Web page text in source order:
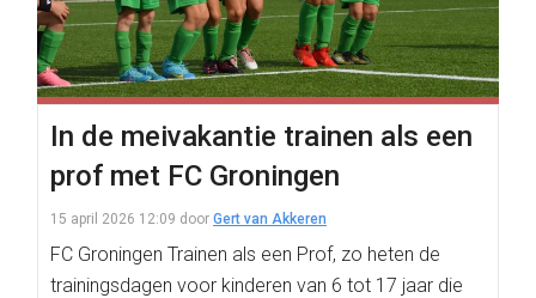
In de meivakantie trainen als een
prof met FC Groningen
15 april 2026 12:09 door Gert van Akkeren
FC Groningen Trainen als een Prof, zo heten de
trainingsdagen voor kinderen van 6 tot 17 jaar die